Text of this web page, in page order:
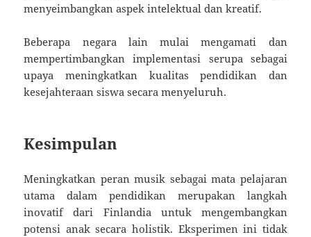
menyeimbangkan aspek intelektual dan kreatif.
Beberapa negara lain mulai mengamati dan
mempertimbangkan implementasi serupa sebagai
upaya meningkatkan kualitas pendidikan dan
kesejahteraan siswa secara menyeluruh.
Kesimpulan
Meningkatkan peran musik sebagai mata pelajaran
utama dalam pendidikan merupakan langkah
inovatif dari Finlandia untuk mengembangkan
potensi anak secara holistik. Eksperimen ini tidak